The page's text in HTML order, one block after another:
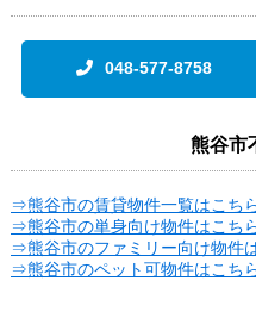
048-577-8758
熊谷市
⇒熊谷市の賃貸物件一覧はこち
⇒熊谷市の単身向け物件はこち
⇒熊谷市のファミリー向け物件
⇒熊谷市のペット可物件はこち